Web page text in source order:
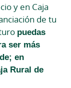
y en Caja
de tu
puedas
ser más
en
Rural de